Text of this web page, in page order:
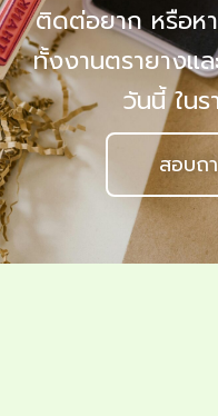
ติดต่อยาก หรือหา
ทั้งงานตรายางแ
วันนี้ ใน
สอบถ